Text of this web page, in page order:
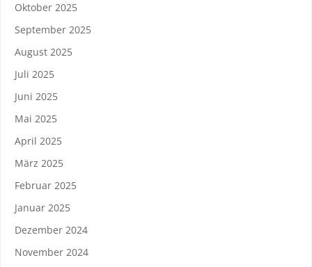
Oktober 2025
September 2025
August 2025
Juli 2025
Juni 2025
Mai 2025
April 2025
März 2025
Februar 2025
Januar 2025
Dezember 2024
November 2024